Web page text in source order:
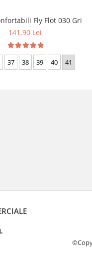
Fly Flot 030 Gri
141,90 Lei
37 38 39 40 41